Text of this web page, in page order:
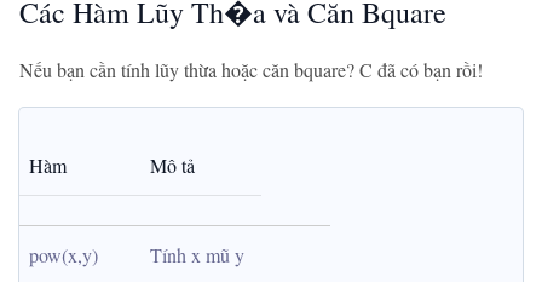
Các Hàm Lũy Th�a và Căn Bquare
Nếu bạn cần tính lũy thừa hoặc căn bquare? C đã có bạn rồi!
Hàm Mô tả
pow(x,y) Tính x mũ y